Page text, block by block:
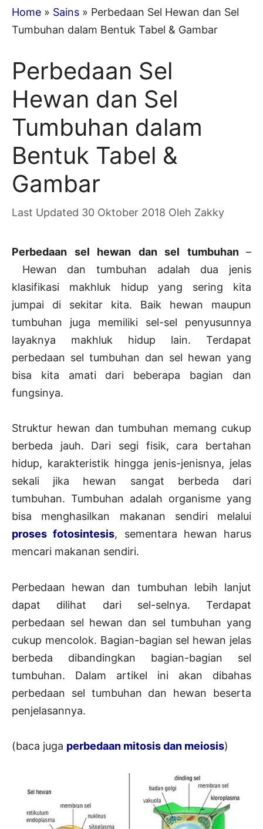
Home » Sains » Perbedaan Sel Hewan dan Sel
Tumbuhan dalam Bentuk Tabel & Gambar
Perbedaan Sel
Hewan dan Sel
Tumbuhan dalam
Bentuk Tabel &
Gambar
30 Oktober 2018 Oleh Zakky
Perbedaan sel hewan dan sel tumbuhan –
Hewan dan tumbuhan adalah dua jenis
klasifikasi makhluk hidup yang sering kita
jumpai di sekitar kita. Baik hewan maupun
tumbuhan juga memiliki sel-sel penyusunnya
layaknya makhluk hidup lain. Terdapat
perbedaan sel tumbuhan dan sel hewan yang
bisa kita amati dari beberapa bagian dan
fungsinya.
Struktur hewan dan tumbuhan memang cukup
berbeda jauh. Dari segi fisik, cara bertahan
hidup, karakteristik hingga jenis-jenisnya, jelas
sekali jika hewan sangat berbeda dari
tumbuhan. Tumbuhan adalah organisme yang
bisa menghasilkan makanan sendiri melalui
proses fotosintesis, sementara hewan harus
mencari makanan sendiri.
Perbedaan hewan dan tumbuhan lebih lanjut
dapat dilihat dari sel-selnya. Terdapat
perbedaan sel hewan dan sel tumbuhan yang
cukup mencolok. Bagian-bagian sel hewan jelas
berbeda dibandingkan bagian-bagian sel
tumbuhan. Dalam artikel ini akan dibahas
perbedaan sel tumbuhan dan hewan beserta
penjelasannya.
(baca juga perbedaan mitosis dan meiosis)